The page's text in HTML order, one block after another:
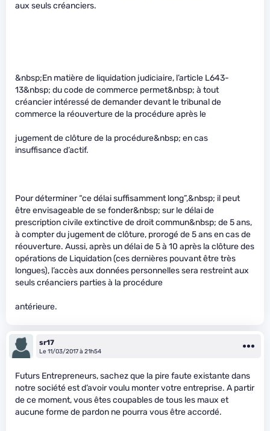
aux seuls créanciers.
&nbsp;En matière de liquidation judiciaire, l’article L643-
13&nbsp; du code de commerce permet&nbsp; à tout
créancier intéressé de demander devant le tribunal de
commerce la réouverture de la procédure après le
jugement de clôture de la procédure&nbsp; en cas
insuffisance d’actif.
Pour déterminer “ce délai suffisamment long”,&nbsp; il peut
être envisageable de se fonder&nbsp; sur le délai de
prescription civile extinctive de droit commun&nbsp; de 5 ans,
à compter du jugement de clôture, prorogé de 5 ans en cas de
réouverture. Aussi, après un délai de 5 à 10 après la clôture des
opérations de Liquidation (ces dernières pouvant être très
longues), l’accès aux données personnelles sera restreint aux
seuls créanciers parties à la procédure
antérieure.
sr17
Le 11/03/2017 à 21h54
Futurs Entrepreneurs, sachez que la pire faute existante dans
notre société est d’avoir voulu monter votre entreprise. A partir
de ce moment, vous êtes coupables de tous les maux et
aucune forme de pardon ne pourra vous être accordé.